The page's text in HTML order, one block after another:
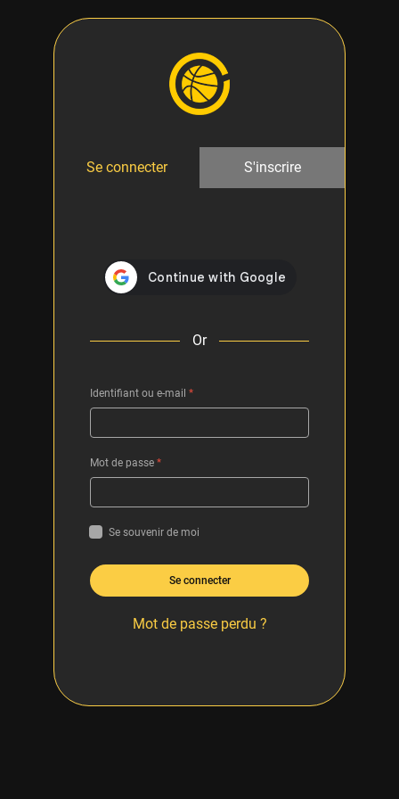
Se connecter S'inscrire
Or
Identifiant ou e-mail *
Mot de passe *
Se souvenir de moi
Se connecter
Mot de passe perdu ?